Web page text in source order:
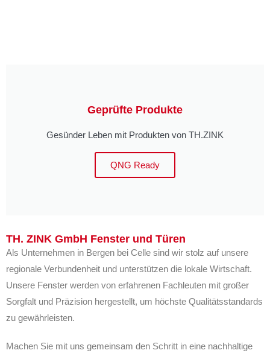
Geprüfte Produkte
Gesünder Leben mit Produkten von TH.ZINK
QNG Ready
TH. ZINK GmbH Fenster und Türen
Als Unternehmen in Bergen bei Celle sind wir stolz auf unsere
regionale Verbundenheit und unterstützen die lokale Wirtschaft.
Unsere Fenster werden von erfahrenen Fachleuten mit großer
Sorgfalt und Präzision hergestellt, um höchste Qualitätsstandards
zu gewährleisten.
Machen Sie mit uns gemeinsam den Schritt in eine nachhaltige